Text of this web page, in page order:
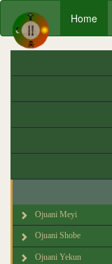
Home
Ojuani Meyi
Ojuani Shobe
Ojuani Yekun